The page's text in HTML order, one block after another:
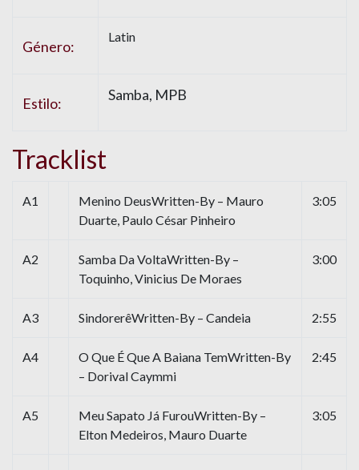
Género:
Latin
Estilo: Samba, MPB
Tracklist
A1
Menino DeusWritten-By – Mauro
Duarte, Paulo César Pinheiro
3:05
A2
Samba Da VoltaWritten-By –
Toquinho, Vinicius De Moraes
3:00
A3 SindorerêWritten-By – Candeia 2:55
A4
O Que É Que A Baiana TemWritten-By
– Dorival Caymmi
2:45
A5
Meu Sapato Já FurouWritten-By –
Elton Medeiros, Mauro Duarte
3:05